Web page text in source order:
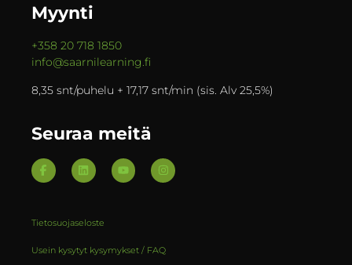
Myynti
+358 20 718 1850
info@saarnilearning.fi
8,35 snt/puhelu + 17,17 snt/min (sis. Alv 25,5%)
Seuraa meitä
Tietosuojaseloste
Usein kysytyt kysymykset / FAQ